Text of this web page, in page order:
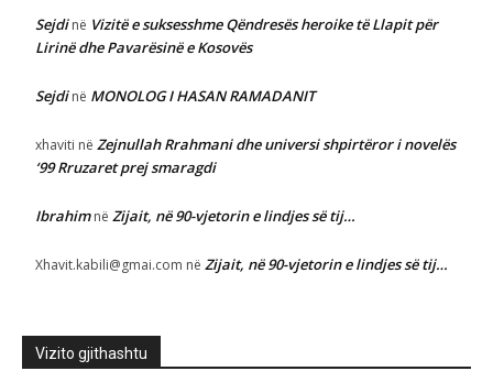
Sejdinë Vizitë e suksesshme Qëndresës heroike të Llapit për
Lirinë dhe Pavarësinë e Kosovës
Sejdinë MONOLOG I HASAN RAMADANIT
xhaviti në Zejnullah Rrahmani dhe universi shpirtëror i novelës
‘99 Rruzaret prej smaragdi
Ibrahimnë Zijait, në 90-vjetorin e lindjes së tij…
Xhavit.kabili@gmai.com në Zijait, në 90-vjetorin e lindjes së tij…
Vizito gjithashtu